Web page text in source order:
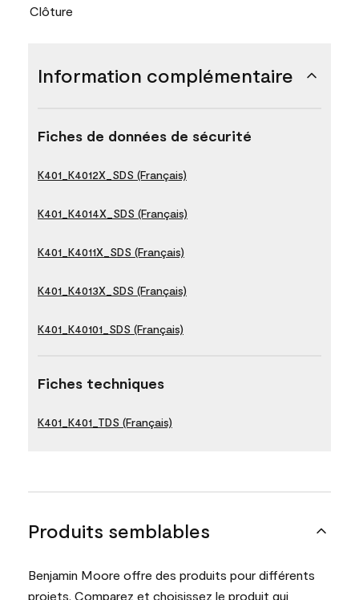
Clôture
Information complémentaire
Fiches de données de sécurité
K401_K4012X_SDS (Français)
K401_K4014X_SDS (Français)
K401_K4011X_SDS (Français)
K401_K4013X_SDS (Français)
K401_K40101_SDS (Français)
Fiches techniques
K401_K401_TDS (Français)
Produits semblables
Benjamin Moore offre des produits pour différents
projets. Comparez et choisissez le produit qui